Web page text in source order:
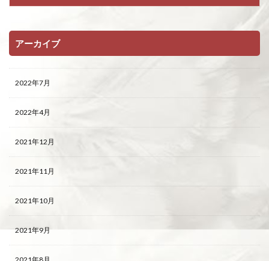
アーカイブ
2022年7月
2022年4月
2021年12月
2021年11月
2021年10月
2021年9月